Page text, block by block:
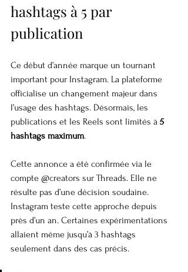
hashtags à 5 par
publication
Ce début d’année marque un tournant
important pour Instagram. La plateforme
officialise un changement majeur dans
l’usage des hashtags. Désormais, les
publications et les Reels sont limités à 5
hashtags maximum.
Cette annonce a été confirmée via le
compte @creators sur Threads. Elle ne
résulte pas d’une décision soudaine.
Instagram teste cette approche depuis
près d’un an. Certaines expérimentations
allaient même jusqu’à 3 hashtags
seulement dans des cas précis.